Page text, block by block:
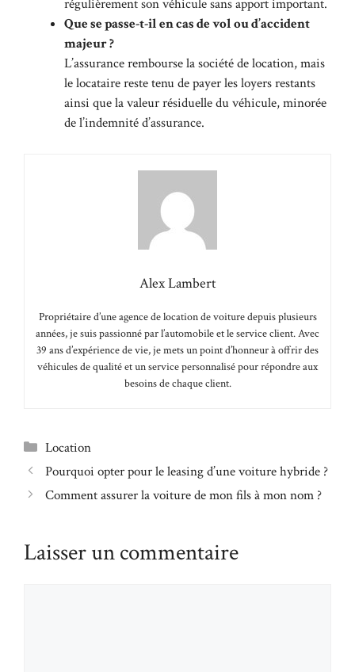
régulièrement son véhicule sans apport important.
Que se passe-t-il en cas de vol ou d’accident
majeur ?
L’assurance rembourse la société de location, mais
le locataire reste tenu de payer les loyers restants
ainsi que la valeur résiduelle du véhicule, minorée
de l’indemnité d’assurance.
Alex Lambert
Propriétaire d’une agence de location de voiture depuis plusieurs
années, je suis passionné par l’automobile et le service client. Avec
39 ans d’expérience de vie, je mets un point d’honneur à offrir des
véhicules de qualité et un service personnalisé pour répondre aux
besoins de chaque client.
Catégories
Location
Pourquoi opter pour le leasing d’une voiture hybride ?
Comment assurer la voiture de mon fils à mon nom ?
Laisser un commentaire